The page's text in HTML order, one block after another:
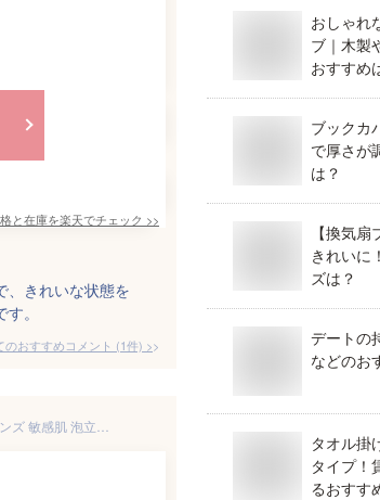
と在庫を楽天でチェック >>
、きれいな状態を
。
のおすすめコメント (1件) >
おしゃれ
ブ｜木製
おすすめ
ブックカ
で厚さが
は？
【換気
きれいに
ズは？
デートの
などのお
タオル掛
タイプ！
るおすす